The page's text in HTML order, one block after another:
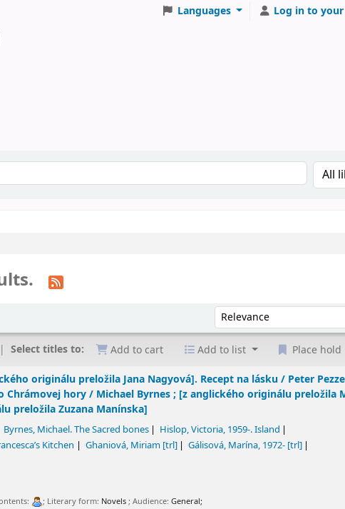
Languages Log in to
Sort by:
Select titles to: Add to cart Add to list
Place hold
originálu preložila Jana Nagyová]. Recept na lásku / Peter
Chrámovej hory / Michael Byrnes ; [z anglického originálu preložila
preložila Zuzana Manínska]
Byrnes, Michael. The Sacred bones Hislop, Victoria, 1959-. Island
Kitchen Ghaniová, Miriam[trl] Gálisová, Marína, 1972-[trl]
; Literary form: Novels; Audience:General;